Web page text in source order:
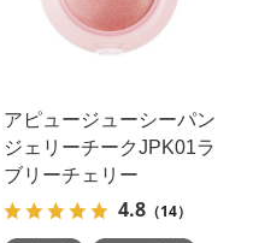
アピュージューシーパン
ジェリーチークJPK01ラ
ブリーチェリー
4.8（14）